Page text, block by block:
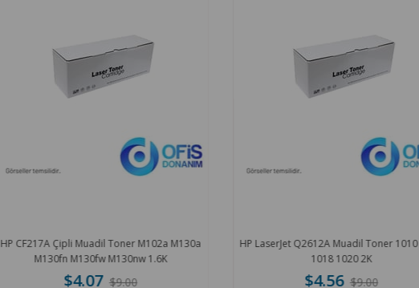
HP CF217A Çipli Muadil Toner M102a M130a
M130fn M130fw M130nw 1.6K
$4.07 $9.00
HP LaserJet Q2612A Muadil Toner 1010
1018 1020 2K
$4.56 $9.00